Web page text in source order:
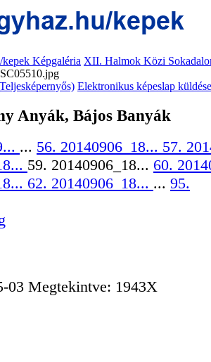
Képgaléria XII. Halmok Közi
Elektronikus képeslap
Anyák, Bájos Banyák
... 56. 20140906_18... 57.
59. 20140906_18... 60.
62. 20140906_18... ... 95.
03 Megtekintve: 1943X